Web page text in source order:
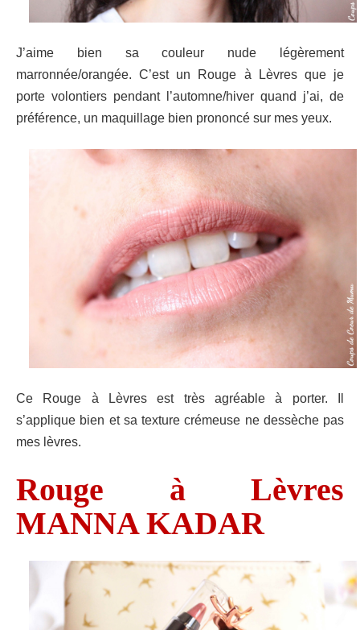
J’aime bien sa couleur nude légèrement
marronnée/orangée. C’est un Rouge à Lèvres que je
porte volontiers pendant l’automne/hiver quand j’ai, de
préférence, un maquillage bien prononcé sur mes yeux.
Ce Rouge à Lèvres est très agréable à porter. Il
s’applique bien et sa texture crémeuse ne dessèche pas
mes lèvres.
Rouge à Lèvres
MANNA KADAR